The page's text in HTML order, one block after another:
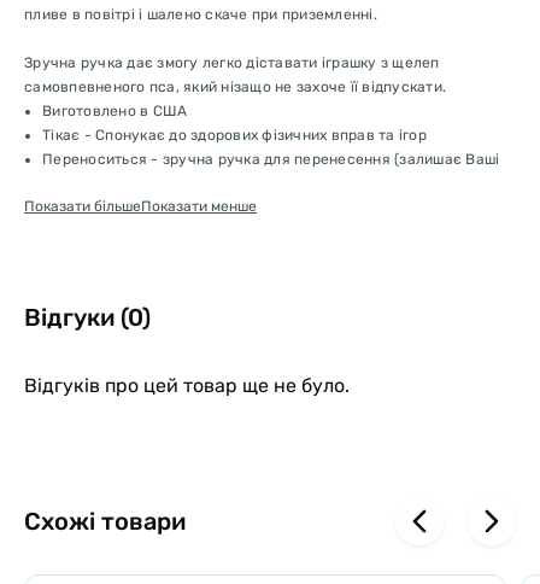
пливе в повітрі і шалено скаче при приземленні.
Зручна ручка дає змогу легко діставати іграшку з щелеп
самовпевненого пса, який нізащо не захоче її відпускати.
Виготовлено в США
Тікає - Спонукає до здорових фізичних вправ та ігор
Переноситься - зручна ручка для перенесення (залишає Ваші
Плаває - ідеально підходить для апортування у воді.
Показати більшеПоказати менше
Відгуки (0)
Відгуків про цей товар ще не було.
Схожі товари